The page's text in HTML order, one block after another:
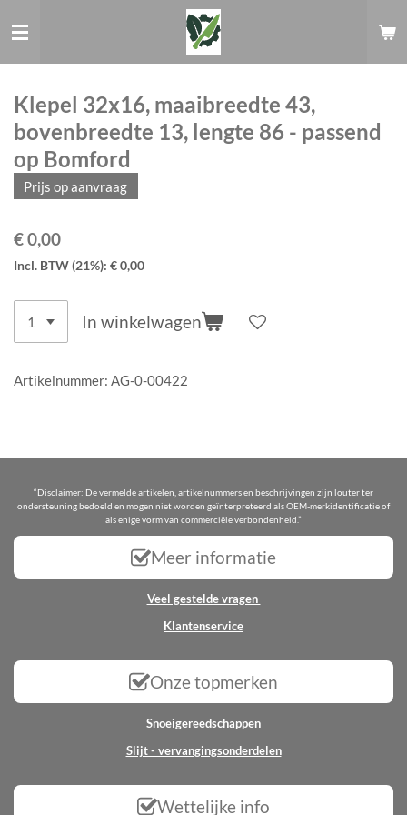
direct
hoofdinhoud
Klepel 32x16, maaibreedte 43,
bovenbreedte 13, lengte 86 - passend
op Bomford
Prijs op aanvraag
€ 0,00
Incl. BTW (21%): € 0,00
In winkelwagen
Artikelnummer: AG-0-00422
“Disclaimer: De vermelde artikelen, artikelnummers en beschrijvingen zijn louter ter
ondersteuning bedoeld en mogen niet worden geïnterpreteerd als OEM-merkidentificatie of
als enige vorm van commerciële verbondenheid.”
Meer informatie
Veel gestelde vragen
Klantenservice
Onze topmerken
Snoeigereedschappen
Slijt - vervangingsonderdelen
Wettelijke info